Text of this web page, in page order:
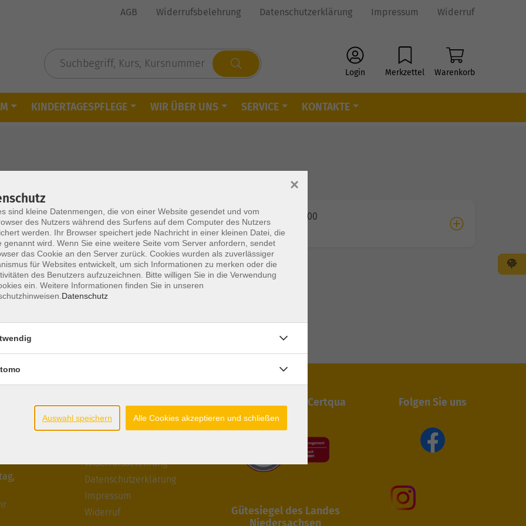
AGB Widerrufsbelehrung Datenschutzerklärung Impressum Widerruf
Login Merkzettel Warenkorb
KINDERTAGESPFLEGE WIR ÜBER UNS SERVICE KONTAKTE
nicht teuer sein…“
Vechta
Mo. 07.09.2026 18:00
Damme
Gesetzliche
Angaben
Widerrufsbelehrung
Datenschutzerklärung
Impressum
Widerruf
Zertifiziert durch Certqua
Gütesiegel des Landes
Niedersachsen
Folgen Sie uns
sind kleine Datenmengen, die von einer Website gesendet und vom
des Nutzers während des Surfens auf dem Computer des Nutzers
werden. Ihr Browser speichert jede Nachricht in einer kleinen Datei, die
genannt wird. Wenn Sie eine weitere Seite vom Server anfordern, sendet
das Cookie an den Server zurück. Cookies wurden als zuverlässiger
für Websites entwickelt, um sich Informationen zu merken oder die
des Benutzers aufzuzeichnen. Bitte willigen Sie in die Verwendung
ein. Weitere Informationen finden Sie in unseren
Datenschutz
×
Auswahl speichern Alle Cookies akzeptieren und schließen